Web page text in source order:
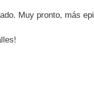
Muy pronto, más